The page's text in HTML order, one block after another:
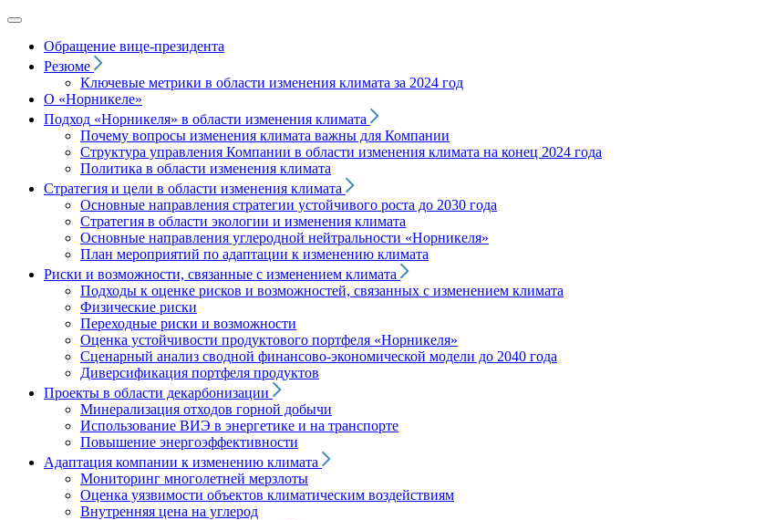
Обращение вице‑президента
Резюме
Ключевые метрики в области изменения климата за 2024 год
О «Норникеле»
Подход «Норникеля» в области изменения климата
Почему вопросы изменения климата важны для Компании
Структура управления Компании в области изменения климата на конец 2024 года
Политика в области изменения климата
Стратегия и цели в области изменения климата
Основные направления стратегии устойчивого роста до 2030 года
Стратегия в области экологии и изменения климата
Основные направления углеродной нейтральности «Норникеля»
План мероприятий по адаптации к изменению климата
Риски и возможности, связанные с изменением климата
Подходы к оценке рисков и возможностей, связанных с изменением климата
Физические риски
Переходные риски и возможности
Оценка устойчивости продуктового портфеля «Норникеля»
Сценарный анализ сводной финансово-экономической модели до 2040 года
Диверсификация портфеля продуктов
Проекты в области декарбонизации
Минерализация отходов горной добычи
Использование ВИЭ в энергетике и на транспорте
Повышение энергоэффективности
Адаптация компании к изменению климата
Мониторинг многолетней мерзлоты
Оценка уязвимости объектов климатическим воздействиям
Внутренняя цена на углерод